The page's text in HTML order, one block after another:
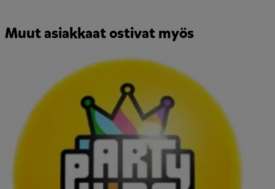
Muut asiakkaat ostivat myös